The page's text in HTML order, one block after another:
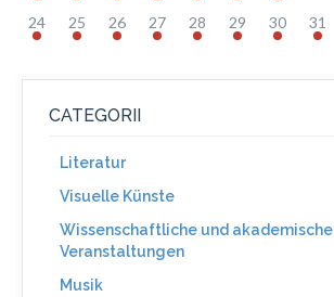
24 25 26 27 28 29 30 31
CATEGORII
Literatur
Visuelle Künste
Wissenschaftliche und akademische
Veranstaltungen
Musik